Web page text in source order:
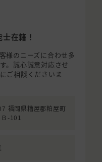
在籍！
様のニーズに合わせ多
。誠心誠意対応させ
ご相談くださいま
福岡県糟屋郡粕屋町
-101